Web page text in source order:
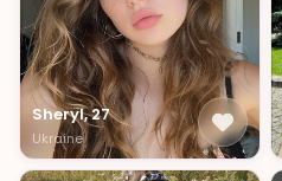
Sheryl, 27
Ukraine